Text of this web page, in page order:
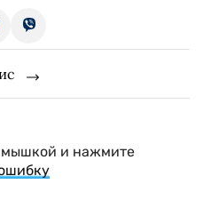
мышкой и нажмите